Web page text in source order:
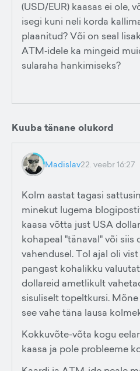
(USD/EUR) kaasas ei ole,
isegi kuni neli korda
plaanitud? Või on seal
ATM‑idele ka mingeid
sularaha hankimiseks?
Kuuba tänane olukord
Madislav22. veebr 16:27
Kolm aastat tagasi
minekut lugema
kaasa võtta just USA
kohapeal "tänaval" või siis
vahendusel. Tol ajal oli
pangast kohalikku
dollareid ametlikult
sisuliselt topeltkursi.
see vahe täna lausa
Kokkuvõte-võta kogu
kaasa ja pole probleeme